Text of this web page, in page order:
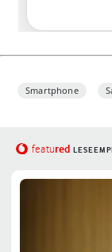
Smartphone
featured